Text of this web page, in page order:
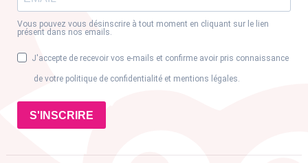
Vous pouvez vous désinscrire à tout moment en cliquant sur le lien
présent dans nos emails.
J'accepte de recevoir vos e-mails et confirme avoir pris connaissance
de votre politique de confidentialité et mentions légales.
S'INSCRIRE